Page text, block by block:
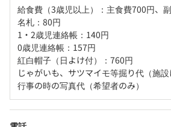
給食費（3歳児以上）：主食費700円、
名札：80円
1・2歳児連絡帳：140円
0歳児連絡帳：157円
紅白帽子（日よけ付）：760円
じゃがいも、サツマイモ等掘り代（施設
行事の時の写真代（希望者のみ）